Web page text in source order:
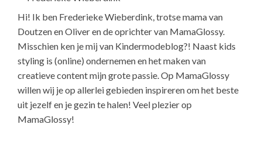
Hi! Ik ben Frederieke Wieberdink, trotse mama van
Doutzen en Oliver en de oprichter van MamaGlossy.
Misschien ken je mij van Kindermodeblog?! Naast kids
styling is (online) ondernemen en het maken van
creatieve content mijn grote passie. Op MamaGlossy
willen wij je op allerlei gebieden inspireren om het beste
uit jezelf en je gezin te halen! Veel plezier op
MamaGlossy!